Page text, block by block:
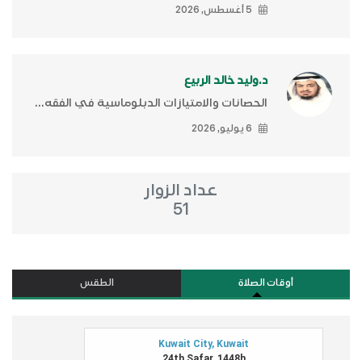
5 أغسطس, 2026
د.وليد خالد الربيع
الحصانات والامتيازات الدبلوماسية في الفقه...
6 يوليو, 2026
عداد الزوار
51
أوقات الصلاة الطقس